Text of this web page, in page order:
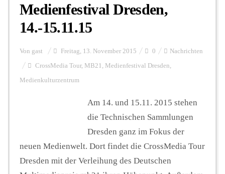
Medienfestival Dresden,
14.-15.11.15
Von gast Freitag, 13. November 2015 0 Nachrichten
CrossMedia Tour, MB21 , Medienfestival Dresden,
Medienkulturzentrum
Am 14. und 15.11. 2015 stehen
die Technischen Sammlungen
Dresden ganz im Fokus der
neuen Medienwelt. Dort findet die CrossMedia Tour
Dresden mit der Verleihung des Deutschen